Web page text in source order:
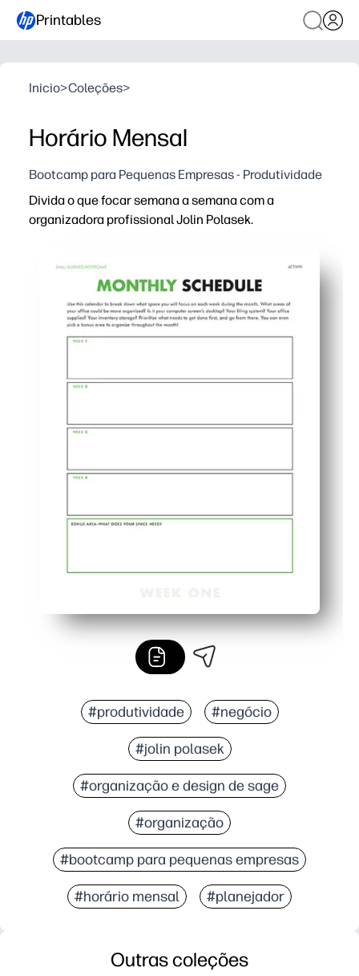
Printables
Inicio>Coleções>
Horário Mensal
Bootcamp para Pequenas Empresas - Produtividade
Divida o que focar semana a semana com a
organizadora profissional Jolin Polasek.
#produtividade #negócio
#jolin polasek
#organização e design de sage
#organização
#bootcamp para pequenas empresas
#horário mensal #planejador
Outras coleções